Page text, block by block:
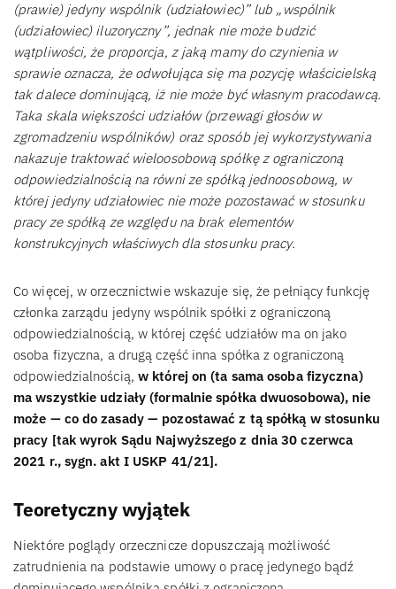
(prawie) jedyny wspólnik (udziałowiec)” lub „wspólnik
(udziałowiec) iluzoryczny”, jednak nie może budzić
wątpliwości, że proporcja, z jaką mamy do czynienia w
sprawie oznacza, że odwołująca się ma pozycję właścicielską
tak dalece dominującą, iż nie może być własnym pracodawcą.
Taka skala większości udziałów (przewagi głosów w
zgromadzeniu wspólników) oraz sposób jej wykorzystywania
nakazuje traktować wieloosobową spółkę z ograniczoną
odpowiedzialnością na równi ze spółką jednoosobową, w
której jedyny udziałowiec nie może pozostawać w stosunku
pracy ze spółką ze względu na brak elementów
konstrukcyjnych właściwych dla stosunku pracy.
Co więcej, w orzecznictwie wskazuje się, że pełniący funkcję
członka zarządu jedyny wspólnik spółki z ograniczoną
odpowiedzialnością, w której część udziałów ma on jako
osoba fizyczna, a drugą część inna spółka z ograniczoną
odpowiedzialnością, w której on (ta sama osoba fizyczna)
ma wszystkie udziały (formalnie spółka dwuosobowa), nie
może — co do zasady — pozostawać z tą spółką w stosunku
pracy [tak wyrok Sądu Najwyższego z dnia 30 czerwca
2021 r., sygn. akt I USKP 41/21].
Teoretyczny wyjątek
Niektóre poglądy orzecznicze dopuszczają możliwość
zatrudnienia na podstawie umowy o pracę jedynego bądź